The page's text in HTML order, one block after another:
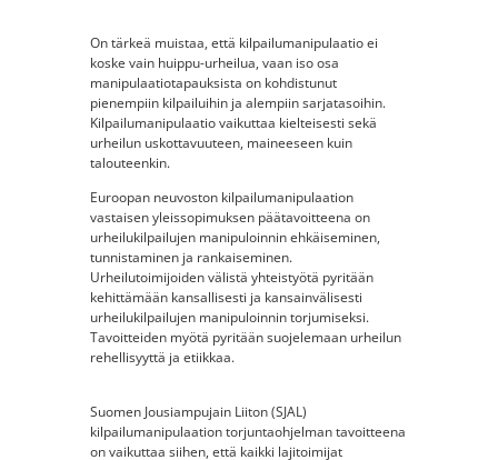
On tärkeä muistaa, että kilpailumanipulaatio ei
koske vain huippu-urheilua, vaan iso osa
manipulaatiotapauksista on kohdistunut
pienempiin kilpailuihin ja alempiin sarjatasoihin.
Kilpailumanipulaatio vaikuttaa kielteisesti sekä
urheilun uskottavuuteen, maineeseen kuin
talouteenkin.
Euroopan neuvoston kilpailumanipulaation
vastaisen yleissopimuksen päätavoitteena on
urheilukilpailujen manipuloinnin ehkäiseminen,
tunnistaminen ja rankaiseminen.
Urheilutoimijoiden välistä yhteistyötä pyritään
kehittämään kansallisesti ja kansainvälisesti
urheilukilpailujen manipuloinnin torjumiseksi.
Tavoitteiden myötä pyritään suojelemaan urheilun
rehellisyyttä ja etiikkaa.
Suomen Jousiampujain Liiton (SJAL)
kilpailumanipulaation torjuntaohjelman tavoitteena
on vaikuttaa siihen, että kaikki lajitoimijat